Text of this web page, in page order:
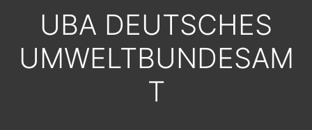
UBA DEUTSCHES
UMWELTBUNDESAM
T